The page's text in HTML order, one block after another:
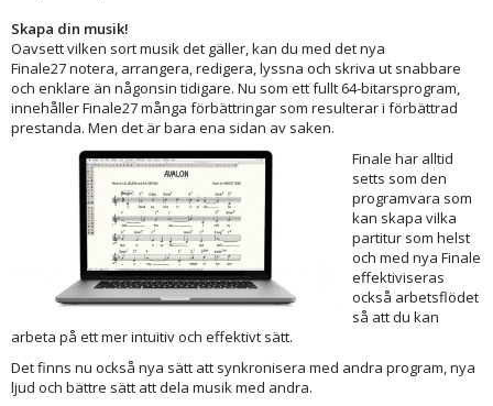
Skapa din musik!
Oavsett vilken sort musik det gäller, kan du med det nya
Finale27 notera, arrangera, redigera, lyssna och skriva ut snabbare
och enklare än någonsin tidigare. Nu som ett fullt 64-bitarsprogram,
innehåller Finale27 många förbättringar som resulterar i förbättrad
prestanda. Men det är bara ena sidan av saken.
Finale har alltid
setts som den
programvara som
kan skapa vilka
partitur som helst
och med nya Finale
effektiviseras
också arbetsflödet
så att du kan
arbeta på ett mer intuitiv och effektivt sätt.
Det finns nu också nya sätt att synkronisera med andra program, nya
ljud och bättre sätt att dela musik med andra.